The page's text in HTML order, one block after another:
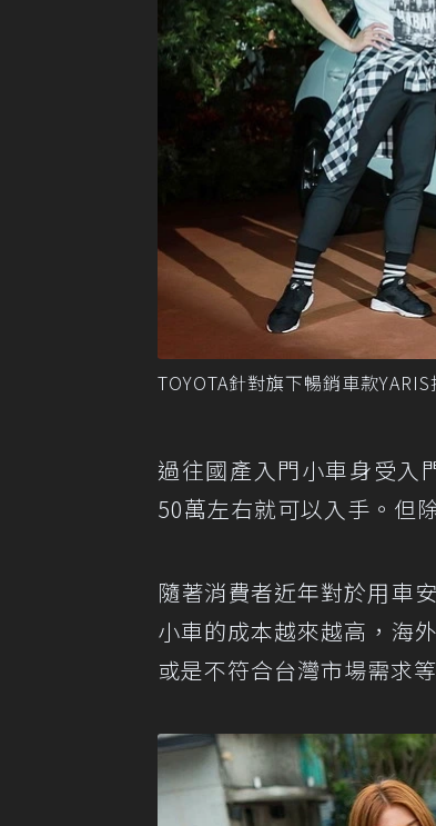
TOYOTA針對旗下暢銷車款
過往國產入門小車身受入
50萬左右就可以入手。但
隨著消費者近年對於用車
小車的成本越來越高，海
或是不符合台灣市場需求